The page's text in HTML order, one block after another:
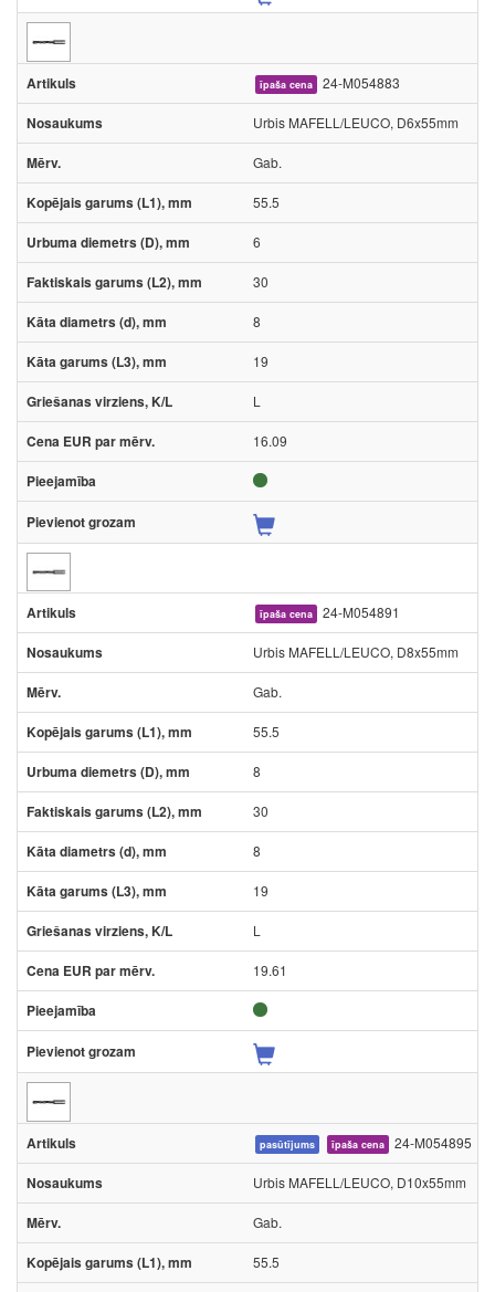
īpaša cena 24-M054883
Urbis MAFELL/LEUCO, D6x55mm
Gab.
55.5
6
30
8
19
L
16.09
īpaša cena 24-M054891
Urbis MAFELL/LEUCO, D8x55mm
Gab.
55.5
8
30
8
19
L
19.61
pasūtījums īpaša cena 24-M054895
Urbis MAFELL/LEUCO, D10x55mm
Gab.
55.5